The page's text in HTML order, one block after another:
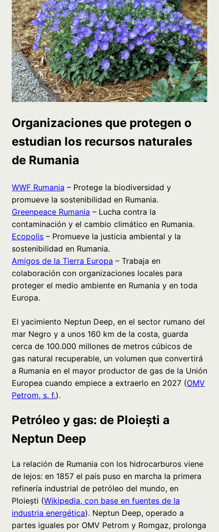
Organizaciones que protegen o
estudian los recursos naturales
de Rumania
WWF Rumania – Protege la biodiversidad y
promueve la sostenibilidad en Rumania.
Greenpeace Rumania – Lucha contra la
contaminación y el cambio climático en Rumania.
Ecopolis – Promueve la justicia ambiental y la
sostenibilidad en Rumania.
Amigos de la Tierra Europa – Trabaja en
colaboración con organizaciones locales para
proteger el medio ambiente en Rumania y en toda
Europa.
El yacimiento Neptun Deep, en el sector rumano del
mar Negro y a unos 160 km de la costa, guarda
cerca de 100.000 millones de metros cúbicos de
gas natural recuperable, un volumen que convertirá
a Rumania en el mayor productor de gas de la Unión
Europea cuando empiece a extraerlo en 2027 (OMV
Petrom, s. f.).
Petróleo y gas: de Ploiești a
Neptun Deep
La relación de Rumania con los hidrocarburos viene
de lejos: en 1857 el país puso en marcha la primera
refinería industrial de petróleo del mundo, en
Ploiești (Wikipedia, con base en fuentes de la
industria energética). Neptun Deep, operado a
partes iguales por OMV Petrom y Romgaz, prolonga